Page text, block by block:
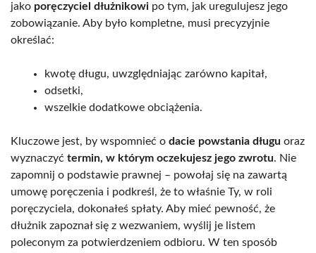
jako poręczyciel dłużnikowi po tym, jak uregulujesz jego
zobowiązanie. Aby było kompletne, musi precyzyjnie
określać:
kwotę długu, uwzględniając zarówno kapitał,
odsetki,
wszelkie dodatkowe obciążenia.
Kluczowe jest, by wspomnieć o dacie powstania długu oraz
wyznaczyć termin, w którym oczekujesz jego zwrotu. Nie
zapomnij o podstawie prawnej – powołaj się na zawartą
umowę poręczenia i podkreśl, że to właśnie Ty, w roli
poręczyciela, dokonałeś spłaty. Aby mieć pewność, że
dłużnik zapoznał się z wezwaniem, wyślij je listem
poleconym za potwierdzeniem odbioru. W ten sposób